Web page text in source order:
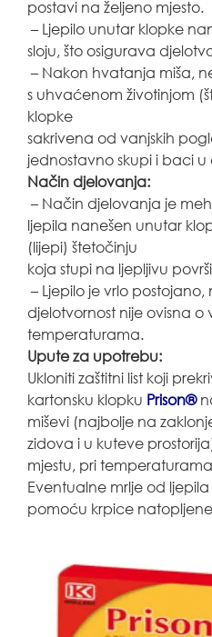
postavi na željeno mjesto.
– Ljepilo unutar klopke
sloju, što osigurava
– Nakon hvatanja miša,
s uhvaćenom životinjom
klopke
sakrivena od vanjskih
jednostavno skupi i baci
Način djelovanja:
– Način djelovanja je
ljepila nanešen unutar
(lijepi) štetočinju
koja stupi na ljepljivu
– Ljepilo je vrlo postojano,
djelotvornost nije ovisna o
temperaturama.
Upute za upotrebu:
Ukloniti zaštitni list koji
kartonsku klopku Prison®
miševi (najbolje na
zidova i u kuteve
mjestu, pri
Eventualne mrlje od
pomoću krpice